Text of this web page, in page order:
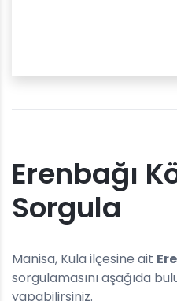
Erenbağı
Sorgula
Manisa, Kula ilçesine ait
sorgulamasını aşağıda
yapabilirsiniz.